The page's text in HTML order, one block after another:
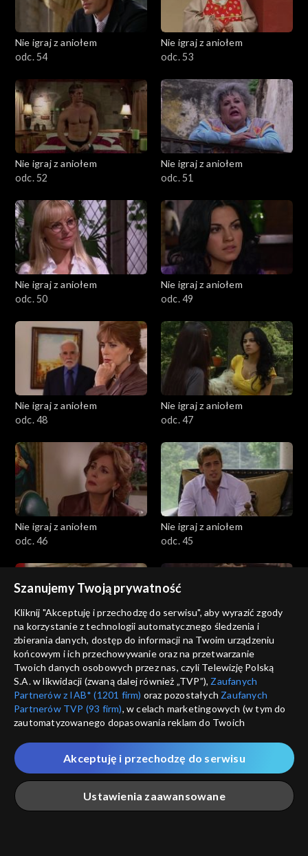
Nie igraj z aniołem
odc. 54
Nie igraj z aniołem
odc. 53
Nie igraj z aniołem
odc. 52
Nie igraj z aniołem
odc. 51
Nie igraj z aniołem
odc. 50
Nie igraj z aniołem
odc. 49
Nie igraj z aniołem
odc. 48
Nie igraj z aniołem
odc. 47
Nie igraj z aniołem
odc. 46
Nie igraj z aniołem
odc. 45
Nie igraj z aniołem
odc. 44
Nie igraj z aniołem
odc. 43
Nie igraj z aniołem
odc. 42
Nie igraj z aniołem
odc. 41
Szanujemy Twoją prywatność
Kliknij "Akceptuję i przechodzę do serwisu", aby wyrazić zgody
na korzystanie z technologii automatycznego śledzenia i
zbierania danych, dostęp do informacji na Twoim urządzeniu
końcowym i ich przechowywanie oraz na przetwarzanie
Twoich danych osobowych przez nas, czyli Telewizję Polską
S.A. w likwidacji (zwaną dalej również „TVP”), Zaufanych
Partnerów z IAB* (1201 firm) oraz pozostałych Zaufanych
Partnerów TVP (93 firm), w celach marketingowych (w tym do
zautomatyzowanego dopasowania reklam do Twoich
które wskazujemy poniżej, a także zgody na udostępnianie
przez nas identyfikatora PPID do Google.
Twoje dane osobowe zbierane podczas odwiedzania przez
Ciebie naszych
poszczególnych serwisówzwanych dalej
„Portalem”, w tym informacje zapisywane za pomocą
Ustawienia zaawansowane
Akceptuję i przechodzę do serwisu